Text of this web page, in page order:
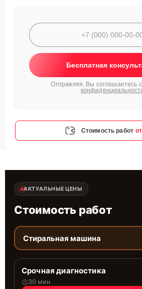
Бесплатная
Отправляя, Вы соглашаетесь с
Стоимость работ
АКТУАЛЬНЫЕ ЦЕНЫ
Стоимость работ
Стиральная машина
Срочная диагностика
30 мин